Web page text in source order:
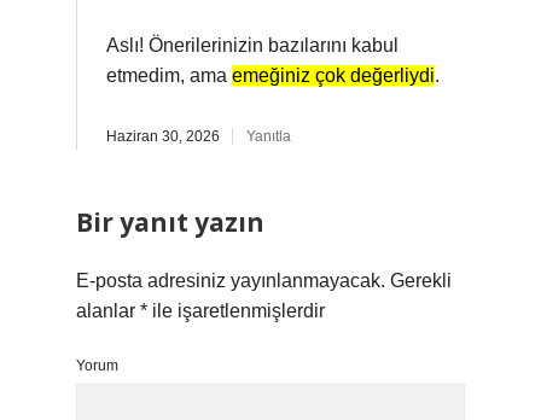
Aslı! Önerilerinizin bazılarını kabul
etmedim, ama emeğiniz çok değerliydi.
Haziran 30, 2026 Yanıtla
Bir yanıt yazın
E-posta adresiniz yayınlanmayacak. Gerekli
alanlar * ile işaretlenmişlerdir
Yorum